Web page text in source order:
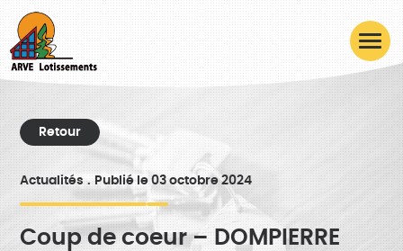
Retour
Actualités Publié le 03 octobre 2024
Coup de coeur – DOMPIERRE